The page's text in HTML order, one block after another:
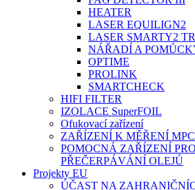
HEATER
LASER EQUILIGN2
LASER SMARTY2
NÁŘADÍ A
OPTIME
PROLINK
SMARTCHECK
HIFI FILTER
IZOLACE SuperFOIL
Ofukovací zařízení
ZAŘÍZENÍ K MĚŘENÍ MPC
POMOCNÁ ZAŘÍZENÍ
PŘEČERPÁVÁNÍ OLEJŮ
Projekty EU
ÚČAST NA